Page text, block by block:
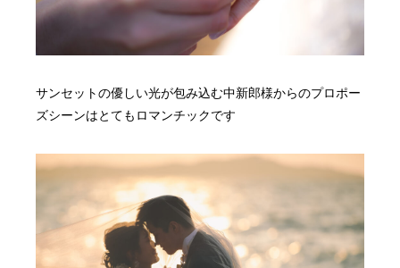
サンセットの優しい光が包み込む中新郎様からのプロポー
ズシーンはとてもロマンチックです